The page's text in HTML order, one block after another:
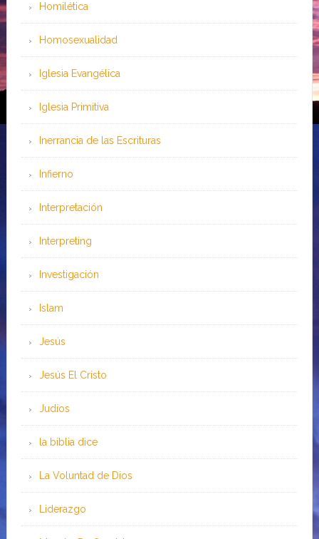
Homilética
Homosexualidad
Iglesia Evangélica
Iglesia Primitiva
Inerrancia de las Escrituras
Infierno
Interpretación
Interpreting
Investigación
Islam
Jesús
Jesús El Cristo
Judíos
la biblia dice
La Voluntad de Dios
Liderazgo